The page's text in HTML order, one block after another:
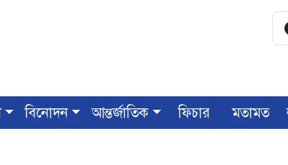
বিনোদন আন্তর্জাতিক ফিচার মতামত